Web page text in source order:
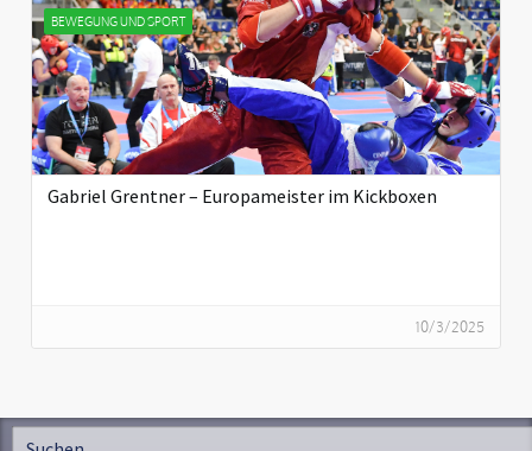
BEWEGUNG UND SPORT
Gabriel Grentner – Europameister im Kickboxen
10/3/2025